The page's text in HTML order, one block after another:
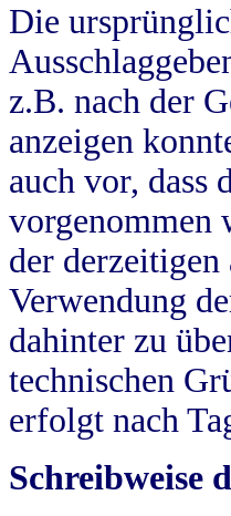
Die
z.B. nach der
anzeigen
auch vor, dass
vorgenommen
der
Verwendung
dahinter zu
technischen
erfolgt nach
Schreibweise